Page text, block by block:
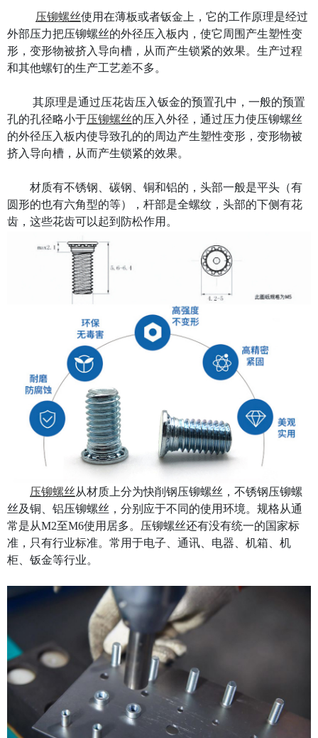
压铆螺丝使用在薄板或者钣金上，它的工作原理是经过
外部压力把压铆螺丝的外径压入板内，使它周围产生塑性变
形，变形物被挤入导向槽，从而产生锁紧的效果。生产过程
和其他螺钉的生产工艺差不多。
其原理是通过压花齿压入钣金的预置孔中，一般的预置
孔的孔径略小于压铆螺丝的压入外径，通过压力使压铆螺丝
的外径压入板内使导致孔的的周边产生塑性变形，变形物被
挤入导向槽，从而产生锁紧的效果。
材质有不锈钢、碳钢、铜和铝的，头部一般是平头（有
圆形的也有六角型的等），杆部是全螺纹，头部的下侧有花
齿，这些花齿可以起到防松作用。
压铆螺丝从材质上分为快削钢压铆螺丝，不锈钢压铆螺
丝及铜、铝压铆螺丝，分别应于不同的使用环境。规格从通
常是从M2至M6使用居多。压铆螺丝还有没有统一的国家标
准，只有行业标准。常用于电子、通讯、电器、机箱、机
柜、钣金等行业。